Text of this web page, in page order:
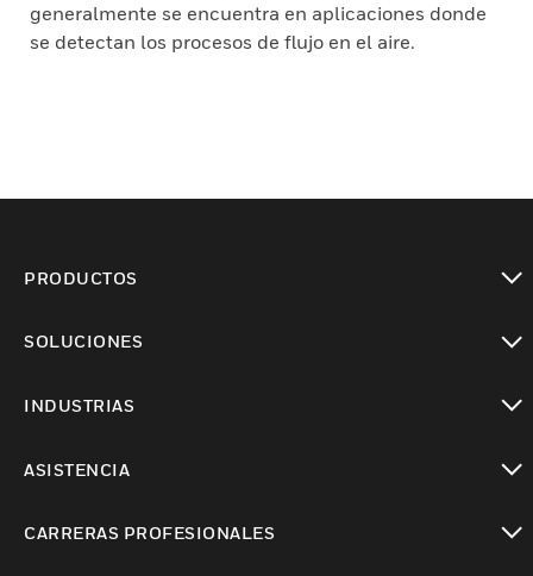
generalmente se encuentra en aplicaciones donde
se detectan los procesos de flujo en el aire.
PRODUCTOS
SOLUCIONES
INDUSTRIAS
ASISTENCIA
CARRERAS PROFESIONALES